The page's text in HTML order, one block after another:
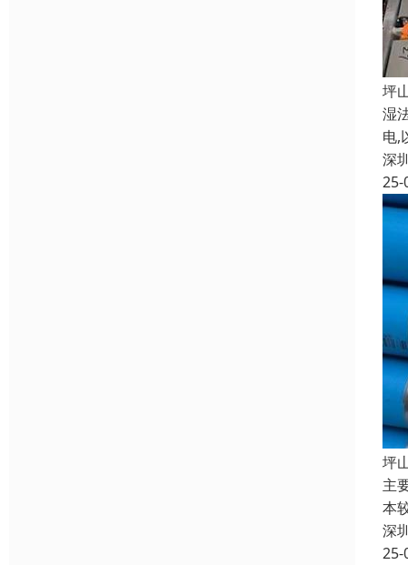
坪
湿
电,
深
25-
坪
主
本
深
25-